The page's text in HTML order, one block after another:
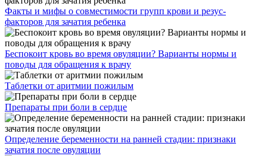
Факты и мифы о совместимости групп крови и резус-
факторов для зачатия ребенка
Беспокоит кровь во время овуляции? Варианты нормы и
поводы для обращения к врачу
Таблетки от аритмии пожилым
Препараты при боли в сердце
Определение беременности на ранней стадии: признаки
зачатия после овуляции